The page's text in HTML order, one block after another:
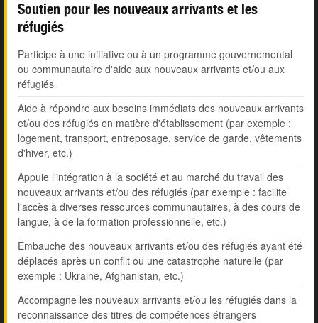
Soutien pour les nouveaux arrivants et les
réfugiés
Participe à une initiative ou à un programme gouvernemental
ou communautaire d'aide aux nouveaux arrivants et/ou aux
réfugiés
Aide à répondre aux besoins immédiats des nouveaux arrivants
et/ou des réfugiés en matière d'établissement (par exemple :
logement, transport, entreposage, service de garde, vêtements
d'hiver, etc.)
Appuie l'intégration à la société et au marché du travail des
nouveaux arrivants et/ou des réfugiés (par exemple : facilite
l'accès à diverses ressources communautaires, à des cours de
langue, à de la formation professionnelle, etc.)
Embauche des nouveaux arrivants et/ou des réfugiés ayant été
déplacés après un conflit ou une catastrophe naturelle (par
exemple : Ukraine, Afghanistan, etc.)
Accompagne les nouveaux arrivants et/ou les réfugiés dans la
reconnaissance des titres de compétences étrangers